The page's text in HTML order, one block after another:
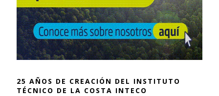
25 AÑOS DE CREACIÓN DEL INSTITUTO
TÉCNICO DE LA COSTA INTECO